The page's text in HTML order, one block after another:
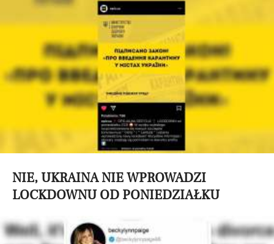
NIE, UKRAINA NIE WPROWADZI
LOCKDOWNU OD PONIEDZIAŁKU